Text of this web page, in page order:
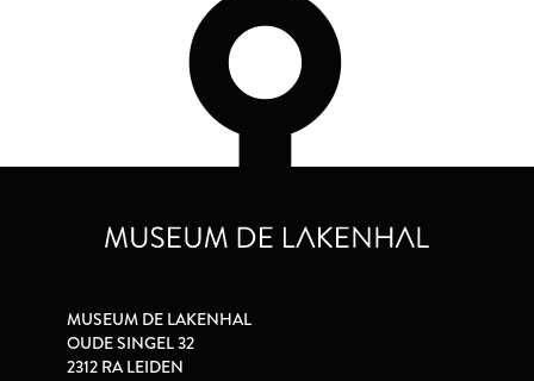
MUSEUM DE LAKENHAL
OUDE SINGEL 32
2312 RA LEIDEN